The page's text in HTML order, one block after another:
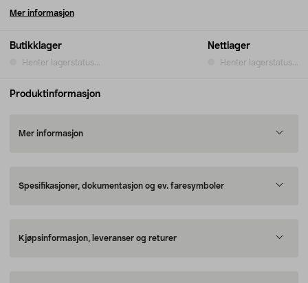
Butikklager
Henter lagerstatus...
Nettlager
Henter lagerstatus...
Mer informasjon
Produktinformasjon
Mer informasjon
Spesifikasjoner, dokumentasjon og ev. faresymboler
Kjøpsinformasjon, leveranser og returer